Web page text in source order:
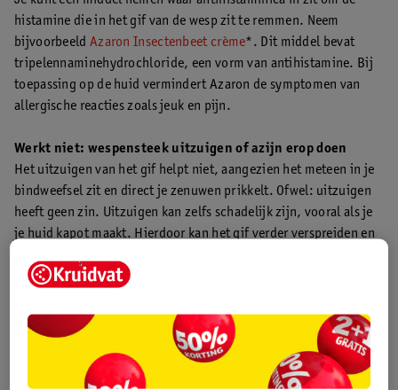
histamine die in het gif van de wesp zit te remmen. Neem
bijvoorbeeld Azaron Insectenbeet crème*. Dit middel bevat
tripelennaminehydrochloride, een vorm van antihistamine. Bij
toepassing op de huid vermindert Azaron de symptomen van
allergische reacties zoals jeuk en pijn.
Werkt niet: wespensteek uitzuigen of azijn erop doen
Het uitzuigen van het gif helpt niet, aangezien het meteen in je
bindweefsel zit en direct je zenuwen prikkelt. Ofwel: uitzuigen
heeft geen zin. Uitzuigen kan zelfs schadelijk zijn, vooral als je
je huid kapot maakt. Hierdoor kan het gif verder verspreiden en
na een wespensteek helpt waarschijnlijk niet om de jeuk te
Allergische reactie op wespensteek
Sommige mensen hebben een allergie
voor wespensteken.
Allergische reacties kun je onderscheiden in vier gradaties.